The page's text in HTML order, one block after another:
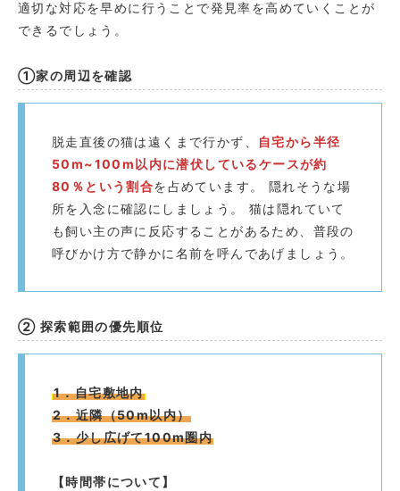
適切な対応を早めに行うことで発見率を高めていくことが
できるでしょう。
①家の周辺を確認
脱走直後の猫は遠くまで行かず、
自宅から半径
50m~100m以内に潜伏しているケースが約
80％という割合を占めています。 隠れそうな場
所を入念に確認にしましょう。 猫は隠れていて
も飼い主の声に反応することがあるため、普段の
呼びかけ方で静かに名前を呼んであげましょう。
② 探索範囲の優先順位
1．自宅敷地内
2．近隣（50m以内）
3．少し広げて100m圏内
【時間帯について】